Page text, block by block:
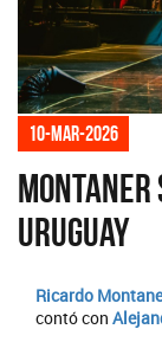
10-mar-2026
Montaner
Uruguay
Ricardo
contó con